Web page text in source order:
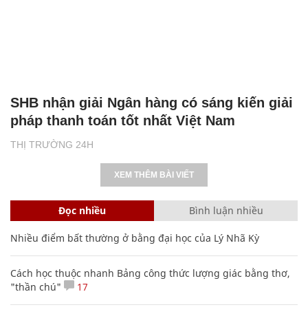
THỊ TRƯỜNG 24H
SHB nhận giải Ngân hàng có sáng kiến giải
pháp thanh toán tốt nhất Việt Nam
XEM THÊM BÀI VIẾT
Đọc nhiều Bình luận nhiều
Nhiều điểm bất thường ở bằng đại học của Lý Nhã Kỳ
Cách học thuộc nhanh Bảng công thức lượng giác bằng thơ,
"thần chú"
17